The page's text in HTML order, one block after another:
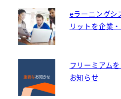
eラーニングシ
リットを企業
フリーミアム
お知らせ